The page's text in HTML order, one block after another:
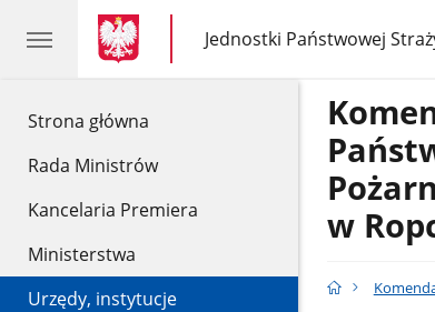
Strona główna
Rada Ministrów
Kancelaria Premiera
Ministerstwa
Urzędy, instytucje
gov.pl
gov.pl
Jednostki Państwowej
gov.pl
Jednostki
Państwowej
w